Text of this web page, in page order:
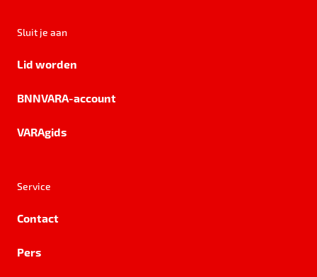
Sluit je aan
Lid worden
BNNVARA-account
VARAgids
Service
Contact
Pers